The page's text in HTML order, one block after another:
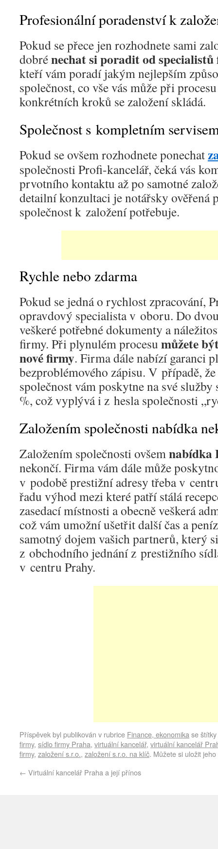
Profesionální poradenství k
Pokud se přece jen rozhodnete sami
dobrénechat si poradit od
kteří vám poradí jakým nejlepším
společnost, co vše vás může při
konkrétních kroků se založení skládá.
Společnost s kompletním
Pokud se ovšem rozhodnete ponechat
společnosti Profi-kancelář, čeká vás
prvotního kontaktu až po samotné
detailní konzultaci je notářsky ověřená
společnost k založení potřebuje.
Rychle nebo zdarma
Pokud se jedná o rychlost zpracování,
opravdový specialista v oboru. Do
veškeré potřebné dokumenty a
firmy. Při plynulém procesu můžete
nové firmy. Firma dále nabízí garanci
bezproblémového zápisu. V případě, že
společnost vám poskytne na své
%, což vyplývá i z hesla společnosti
Založením společnosti nabídka
Založením společnosti ovšemnabídka
nekončí. Firma vám dále může
v podobě prestižní adresy třeba v
řadu výhod mezi které patří stálá
zasedací místnosti a obecně veškerá
což vám umožní ušetřit další čas a
samotný dojem vašich partnerů, který
z obchodního jednání z prestižního
v centru Prahy.
Příspěvek byl publikován v rubrice Finance, ekonomika se štítky
firmy, sídlo firmy Praha, virtuální kancelář, virtuální kancelář
firmy, založení s.r.o., založení s.r.o. na klíč. Můžete si uložit jeho
← Virtuální kancelář Praha a její přínos